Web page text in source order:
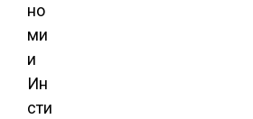
но
ми
и
Ин
сти